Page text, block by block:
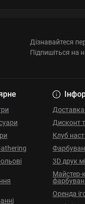
Дізнавайтеся
Підпишіться на
Доставка
Дисконт
Клуб
3D друк
Майстер-
Оренда